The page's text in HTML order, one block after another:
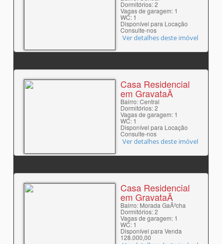
Dormitórios: 2
Vagas de garagem: 1
WC: 1
Disponível para Locação
Consulte-nos
Ver detalhes deste imóvel
Casa Residencial
em GravataÃ­
Bairro: Central
Dormitórios: 2
Vagas de garagem: 1
WC: 1
Disponível para Locação
Consulte-nos
Ver detalhes deste imóvel
Casa Residencial
em GravataÃ­
Bairro: Morada GaÃºcha
Dormitórios: 2
Vagas de garagem: 1
WC: 1
Disponível para Venda
128.000,00